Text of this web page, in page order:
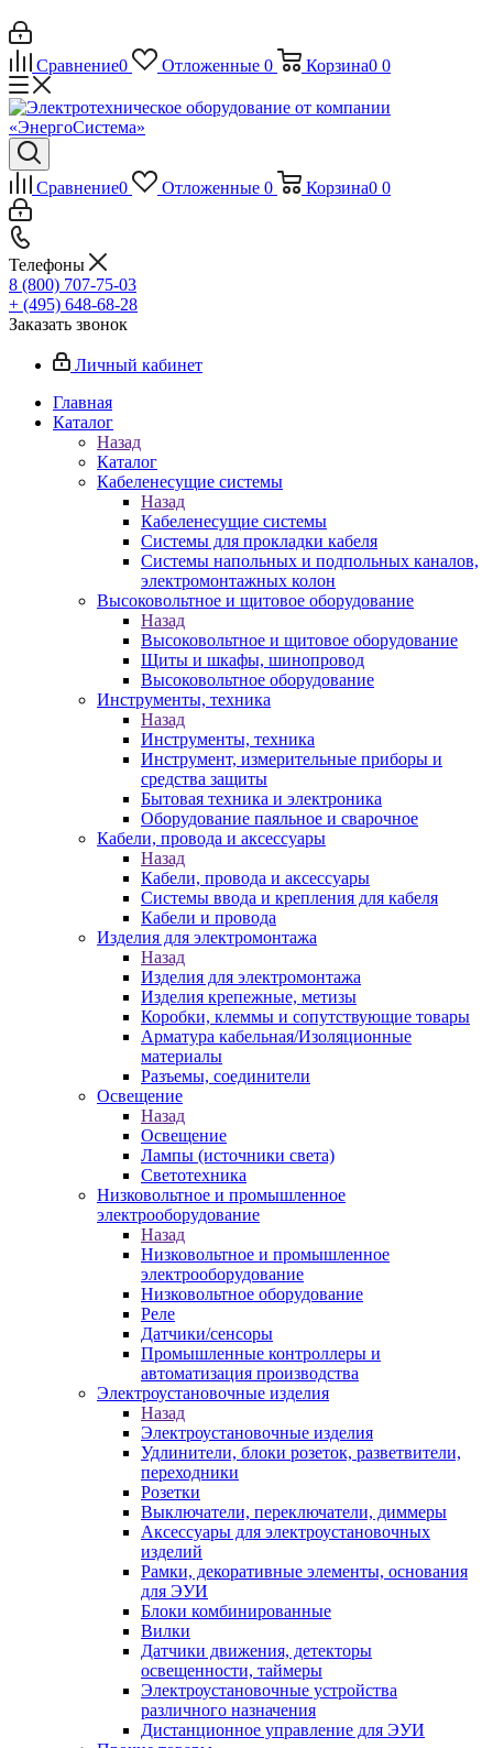
Сравнение0 Отложенные 0 Корзина0 0
Сравнение0 Отложенные 0 Корзина0 0
Телефоны
8 (800) 707-75-03
+ (495) 648-68-28
Заказать звонок
Личный кабинет
Главная
Каталог
Назад
Каталог
Кабеленесущие системы
Назад
Кабеленесущие системы
Системы для прокладки кабеля
Системы напольных и подпольных каналов,
электромонтажных колон
Высоковольтное и щитовое оборудование
Назад
Высоковольтное и щитовое оборудование
Щиты и шкафы, шинопровод
Высоковольтное оборудование
Инструменты, техника
Назад
Инструменты, техника
Инструмент, измерительные приборы и
средства защиты
Бытовая техника и электроника
Оборудование паяльное и сварочное
Кабели, провода и аксессуары
Назад
Кабели, провода и аксессуары
Системы ввода и крепления для кабеля
Кабели и провода
Изделия для электромонтажа
Назад
Изделия для электромонтажа
Изделия крепежные, метизы
Коробки, клеммы и сопутствующие товары
Арматура кабельная/Изоляционные
материалы
Разъемы, соединители
Освещение
Назад
Освещение
Лампы (источники света)
Светотехника
Низковольтное и промышленное
электрооборудование
Назад
Низковольтное и промышленное
электрооборудование
Низковольтное оборудование
Реле
Датчики/сенсоры
Промышленные контроллеры и
автоматизация производства
Электроустановочные изделия
Назад
Электроустановочные изделия
Удлинители, блоки розеток, разветвители,
переходники
Розетки
Выключатели, переключатели, диммеры
Аксессуары для электроустановочных
изделий
Рамки, декоративные элементы, основания
для ЭУИ
Блоки комбинированные
Вилки
Датчики движения, детекторы
освещенности, таймеры
Электроустановочные устройства
различного назначения
Дистанционное управление для ЭУИ